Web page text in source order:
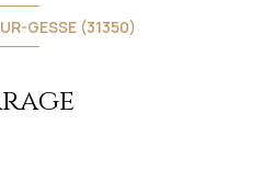
GESSE (31350)